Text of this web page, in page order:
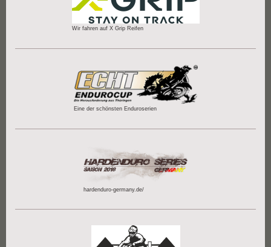
Wir fahren auf X Grip Reifen
Eine der schönsten Enduroserien
hardenduro-germany.de/